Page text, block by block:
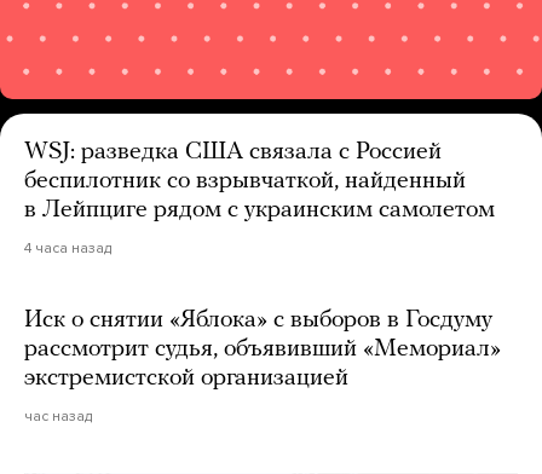
WSJ: разведка США связала с Россией
беспилотник со взрывчаткой, найденный
в Лейпциге рядом с украинским самолетом
4 часа назад
Иск о снятии «Яблока» с выборов в Госдуму
рассмотрит судья, объявивший «Мемориал»
экстремистской организацией
час назад